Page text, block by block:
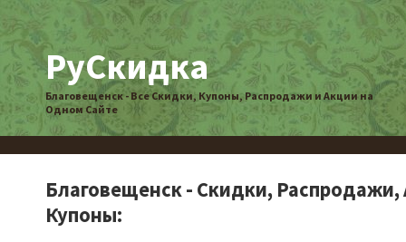
РуСкидка
Благовещенск - Все Скидки, Купоны, Распродажи и Акции на
Одном Сайте
Благовещенск - Скидки, Распродажи,
Купоны: